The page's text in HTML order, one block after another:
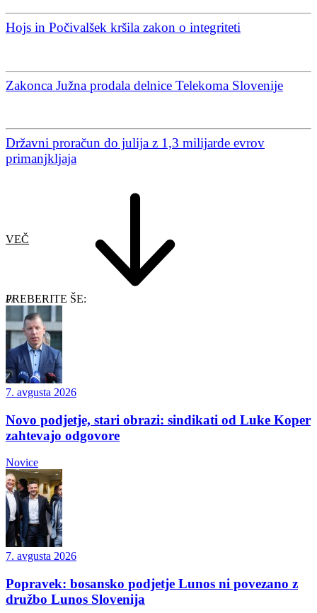
Hojs in Počivalšek kršila zakon o integriteti
Zakonca Južna prodala delnice Telekoma Slovenije
Državni proračun do julija z 1,3 milijarde evrov
primanjkljaja
VEČ
PREBERITE ŠE:
7. avgusta 2026
Novo podjetje, stari obrazi: sindikati od Luke Koper
zahtevajo odgovore
Novice
7. avgusta 2026
Popravek: bosansko podjetje Lunos ni povezano z
družbo Lunos Slovenija